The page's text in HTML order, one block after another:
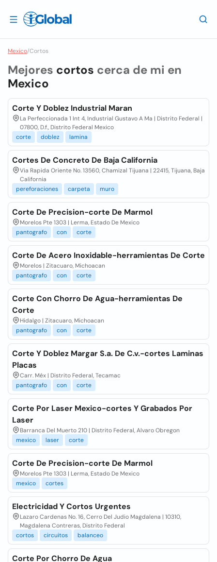
Mexico/Cortos
Mejores cortos cerca de mi en
Mexico
Corte Y Doblez Industrial Maran
La Perfeccionada 1 Int 4, Industrial Gustavo A Ma | Distrito Federal |
07800, D.f., Distrito Federal Mexico
corte
doblez lamina
Cortes De Concreto De Baja California
Via Rapida Oriente No. 13560, Chamizal Tijuana | 22415, Tijuana, Baja
California
pereforaciones
carpeta muro
Corte De Precision-corte De Marmol
Morelos Pte 1303 | Lerma, Estado De Mexico
pantografo
con corte
Corte De Acero Inoxidable-herramientas De Corte
Morelos | Zitacuaro, Michoacan
pantografo
con corte
Corte Con Chorro De Agua-herramientas De
Corte
Hidalgo | Zitacuaro, Michoacan
pantografo
con corte
Corte Y Doblez Margar S.a. De C.v.-cortes Laminas
Placas
Carr. Méx | Distrito Federal, Tecamac
pantografo
con corte
Corte Por Laser Mexico-cortes Y Grabados Por
Laser
Barranca Del Muerto 210 | Distrito Federal, Alvaro Obregon
mexico
laser corte
Corte De Precision-corte De Marmol
Morelos Pte 1303 | Lerma, Estado De Mexico
mexico
cortes
Electricidad Y Cortos Urgentes
Lazaro Cardenas No. 16, Cerro Del Judio Magdalena | 10310,
Magdalena Contreras, Distrito Federal
cortos
circuitos balanceo
Corte Por Chorro De Agua